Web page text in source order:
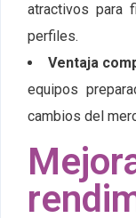
atractivos para
perfiles.
Ventaja
equipos
cambios del